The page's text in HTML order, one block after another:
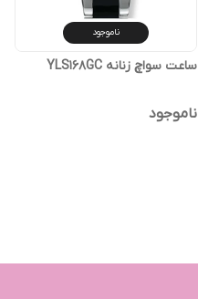
ناموجود
ساعت سواچ زنانه YLS168GC
ناموجود